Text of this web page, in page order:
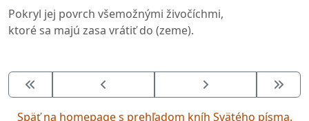
Pokryl jej povrch všemožnými živočíchmi,
ktoré sa majú zasa vrátiť do (zeme).
Späť na homepage s prehľadom kníh Svätého písma.